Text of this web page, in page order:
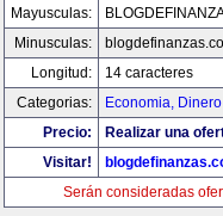
Mayusculas:
Minusculas:
Longitud:
14 caracteres
Categorias:
Economia,
Precio:
Realizar una
Visitar!
Serán consideradas